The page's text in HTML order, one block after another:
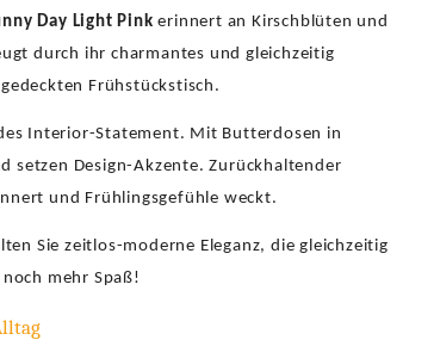
Day Light Pink erinnert an Kirschblüten und
durch ihr charmantes und gleichzeitig
gedeckten Frühstückstisch.
Interior-Statement. Mit Butterdosen in
setzen Design-Akzente. Zurückhaltender
und Frühlingsgefühle weckt.
Sie zeitlos-moderne Eleganz, die gleichzeitig
mehr Spaß!